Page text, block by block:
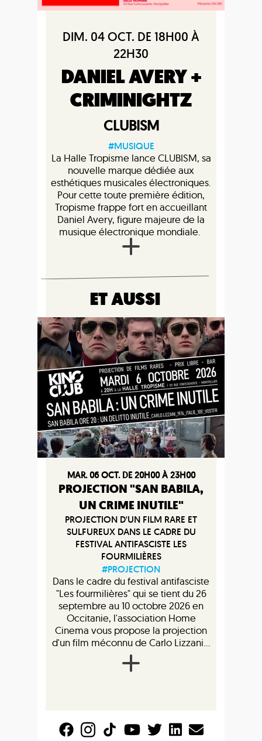
DIM. 04 OCT. DE 18H00 À
22H30
DANIEL AVERY +
CRIMINIGHTZ
CLUBISM
#MUSIQUE
La Halle Tropisme lance CLUBISM, sa
nouvelle marque dédiée aux
esthétiques musicales électroniques.
Pour cette toute première édition,
Tropisme frappe fort en accueillant
Daniel Avery, figure majeure de la
musique électronique mondiale.
ET AUSSI
MAR. 06 OCT. DE 20H00 À 23H00
PROJECTION "SAN BABILA,
UN CRIME INUTILE"
PROJECTION D'UN FILM RARE ET
SULFUREUX DANS LE CADRE DU
FESTIVAL ANTIFASCISTE LES
FOURMILIÈRES
#PROJECTION
Dans le cadre du festival antifasciste
"Les fourmilières" qui se tient du 26
septembre au 10 octobre 2026 en
Occitanie, l'association Home
Cinema vous propose la projection
d'un film méconnu de Carlo Lizzani...